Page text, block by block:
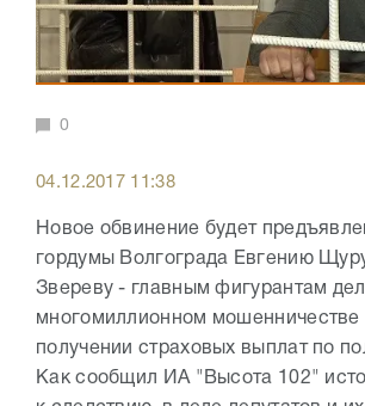
0
04.12.2017 11:38
Новое обвинение будет
гордумы Волгограда Евгению
Звереву - главным фигурантам
многомиллионном мошенничестве
получении страховых выплат по
Как сообщил ИА "Высота 102"